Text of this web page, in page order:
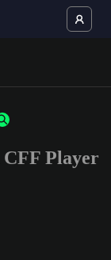
Player